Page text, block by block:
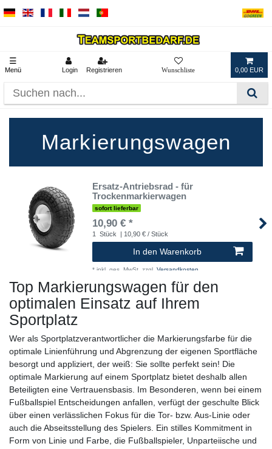
☰
Menü Login Registrieren 0,00 EUR
Markierungswagen
Ersatz-Antriebsrad - für
Trockenmarkierwagen
sofort lieferbar
10,90 € *
1 Stück | 10,90 € / Stück
In den Warenkorb
* inkl. ges. MwSt. zzgl. Versandkosten
Top Markierungswagen für den
optimalen Einsatz auf Ihrem
Sportplatz
Wer als Sportplatzverantwortlicher die Markierungsfarbe für die
optimale Linienführung und Abgrenzung der eigenen Sportfläche
besorgt und appliziert, der weiß: Sie sollte perfekt sein! Die
optimale Markierung auf einem Sportplatz bietet deshalb allen
Beteiligten eine Vertrauensbasis. Im Besonderen, wenn bei einem
Fußballspiel Entscheidungen anfallen, verfügt der geschulte Blick
über einen verlässlichen Fokus für die Tor- bzw. Aus-Linie oder
auch die Abseitsstellung des Spielers. Ein stilles Kommitment in
Form von Linie und Farbe, die Fußballspieler, Unparteiische und